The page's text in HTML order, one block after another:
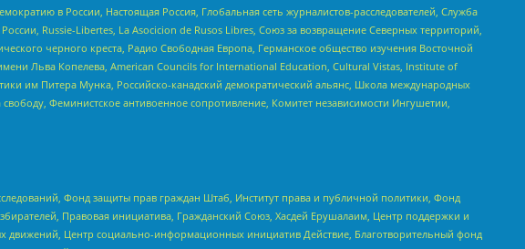
в России, Настоящая Россия, Глобальная сеть журналистов-расследователей, Служба
Russie-Libertes, La Asocicion de Rusos Libres, Союз за возвращение Северных территорий,
черного креста, Радио Свободная Европа, Германское общество изучения Восточной
Льва Копелева, American Councils for International Education, Cultural Vistas, Institute of
им Питера Мунка, Российско-канадский демократический альянс, Школа международных
Феминистское антивоенное сопротивление, Комитет независимости Ингушетии,
Фонд защиты прав граждан Штаб, Институт права и публичной политики, Фонд
Правовая инициатива, Гражданский Союз, Хасдей Ерушалаим, Центр поддержки и
движений, Центр социально-информационных инициатив Действие, Благотворительный фонд